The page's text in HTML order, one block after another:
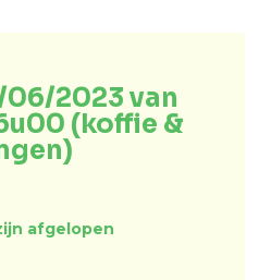
2023 van
(koffie &
afgelopen